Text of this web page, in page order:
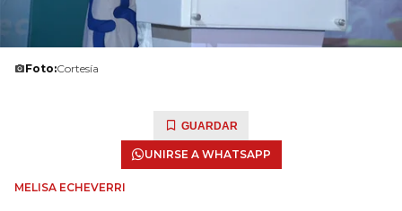
Foto:Cortesía
GUARDAR
UNIRSE A WHATSAPP
MELISA ECHEVERRI